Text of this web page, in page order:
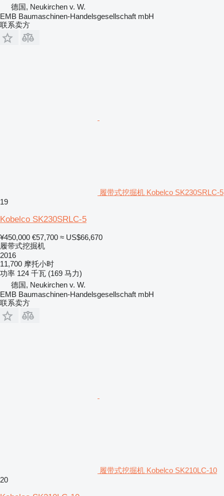
德国, Neukirchen v. W.
EMB Baumaschinen-Handelsgesellschaft mbH
联系卖方
履带式挖掘机 Kobelco SK230SRLC-5
19
Kobelco SK230SRLC-5
¥450,000 €57,700 ≈ US$66,670
履带式挖掘机
2016
11,700 摩托小时
功率 124 千瓦 (169 马力)
德国, Neukirchen v. W.
EMB Baumaschinen-Handelsgesellschaft mbH
联系卖方
履带式挖掘机 Kobelco SK210LC-10
20